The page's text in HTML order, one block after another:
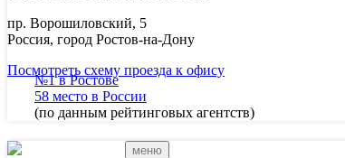
пр. Ворошиловский, 5
Россия, город Ростов-на-Дону
Посмотреть схему проезда к офису
№1 в Ростове
58 место в России
(по данным рейтинговых агентств)
меню